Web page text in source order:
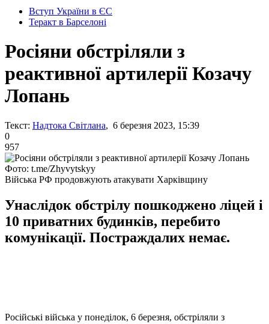
Вступ України в ЄС
Теракт в Барселоні
Росіяни обстріляли з
реактивної артилерії Козачу
Лопань
Текст: Надтока Світлана, 6 березня 2023, 15:39
0
957
Фото: t.me/Zhyvytskyy
Війська РФ продовжують атакувати Харківщину
Унаслідок обстрілу пошкоджено ліцей і
10 приватних будинків, перебито
комунікації. Постраждалих немає.
Російські війська у понеділок, 6 березня, обстріляли з